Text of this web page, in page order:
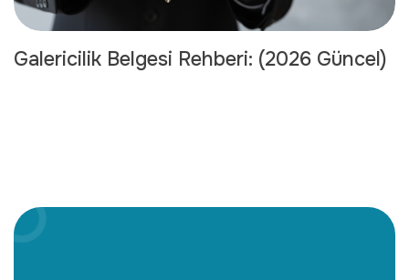
Galericilik Belgesi Rehberi: (2026 Güncel)